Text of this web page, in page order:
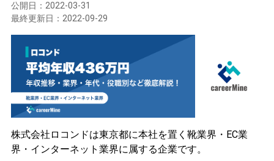
公開日： 2022-03-31
最終更新日： 2022-09-29
株式会社ロコンドは東京都に本社を置く靴業界・EC業
界・インターネット業界に属する企業です。